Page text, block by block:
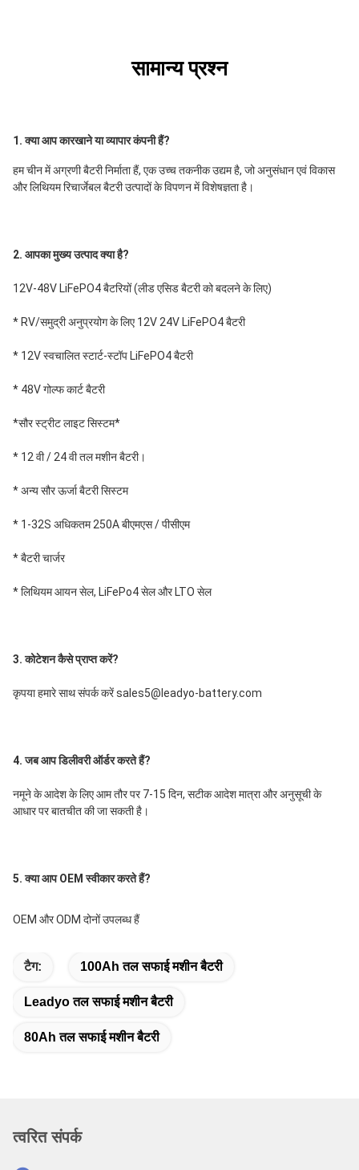
सामान्य प्रश्न
1. क्या आप कारखाने या व्यापार कंपनी हैं?
हम चीन में अग्रणी बैटरी निर्माता हैं, एक उच्च तकनीक उद्यम है, जो अनुसंधान एवं विकास
और लिथियम रिचार्जेबल बैटरी उत्पादों के विपणन में विशेषज्ञता है।
2. आपका मुख्य उत्पाद क्या है?
12V-48V LiFePO4 बैटरियों (लीड एसिड बैटरी को बदलने के लिए)
* RV/समुद्री अनुप्रयोग के लिए 12V 24V LiFePO4 बैटरी
* 12V स्वचालित स्टार्ट-स्टॉप LiFePO4 बैटरी
* 48V गोल्फ कार्ट बैटरी
*सौर स्ट्रीट लाइट सिस्टम*
* 12 वी / 24 वी तल मशीन बैटरी।
* अन्य सौर ऊर्जा बैटरी सिस्टम
* 1-32S अधिकतम 250A बीएमएस / पीसीएम
* बैटरी चार्जर
* लिथियम आयन सेल, LiFePo4 सेल और LTO सेल
3. कोटेशन कैसे प्राप्त करें?
कृपया हमारे साथ संपर्क करें sales5@leadyo-battery.com
4. जब आप डिलीवरी ऑर्डर करते हैं?
नमूने के आदेश के लिए आम तौर पर 7-15 दिन, सटीक आदेश मात्रा और अनुसूची के
आधार पर बातचीत की जा सकती है।
5. क्या आप OEM स्वीकार करते हैं?
OEM और ODM दोनों उपलब्ध हैं
टैग: 100Ah तल सफाई मशीन बैटरी
Leadyo तल सफाई मशीन बैटरी
80Ah तल सफाई मशीन बैटरी
त्वरित संपर्क